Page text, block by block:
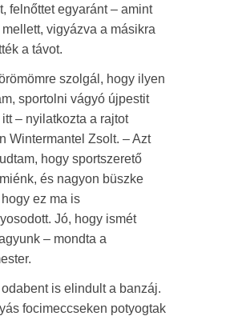
felnőttet egyaránt – amint
vigyázva a másikra
a távot.
szolgál, hogy ilyen
sportolni vágyó újpestit
itt – nyilatkozta a rajtot
Wintermantel Zsolt. – Azt
hogy sportszerető
és nagyon büszke
ez ma is
Jó, hogy ismét
– mondta a
is elindult a banzáj.
focimeccseken potyogtak